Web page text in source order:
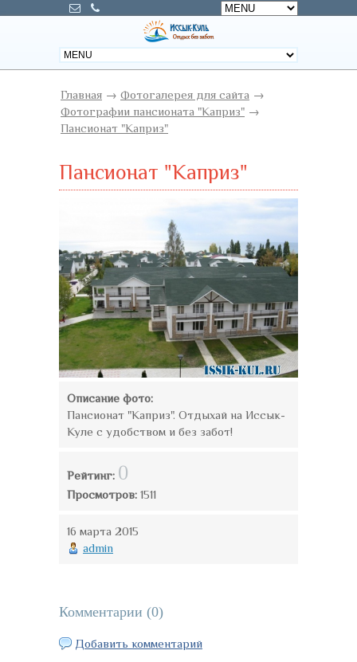
Главная → Фотогалерея для сайта →
Фотографии пансионата "Каприз" →
Пансионат "Каприз"
Пансионат "Каприз"
Описание фото:
Пансионат "Каприз". Отдыхай на Иссык-
Куле с удобством и без забот!
Рейтинг: 0
Просмотров: 1511
16 марта 2015
admin
Комментарии (0)
Добавить комментарий